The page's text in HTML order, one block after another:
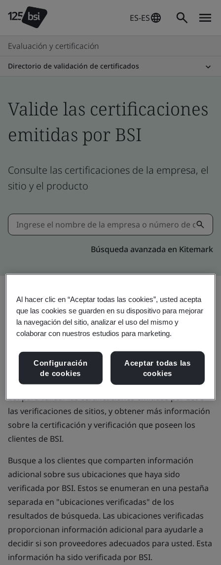
ES-ES
Evaluación y certificación
Directorio de validación de certificados
Valide las certificaciones
emitidas por BSI
Consulte las certificaciones de la empresa, el
sitio y el producto
Búsqueda avanzada en Kitemark
Directorio de
certificación y
verificación de BSI
Utilice el directorio de certificación y verificación de
BSI para validar las certificaciones emitidas por BSI o
las verificaciones de sitios, y obtener más información
sobre la certificación y verificación que poseen los
clientes de BSI.
Busque a los clientes que comparten información
adicional sobre sus ubicaciones que haya sido
verificada por BSI. Estos se enumeran en una pestaña
separada en "ubicaciones verificadas" de los
resultados de búsqueda. Las ubicaciones verificadas
proporcionan información adicional para ayudarle a
decidir si son proveedores adecuados para usted. Esta
información ha sido verificada por BSI.
Al hacer clic en “Aceptar todas las cookies”, usted acepta
que las cookies se guarden en su dispositivo para mejorar
la navegación del sitio, analizar el uso del mismo y
colaborar con nuestros estudios para marketing.
Configuración
de cookies
Aceptar todas las
cookies